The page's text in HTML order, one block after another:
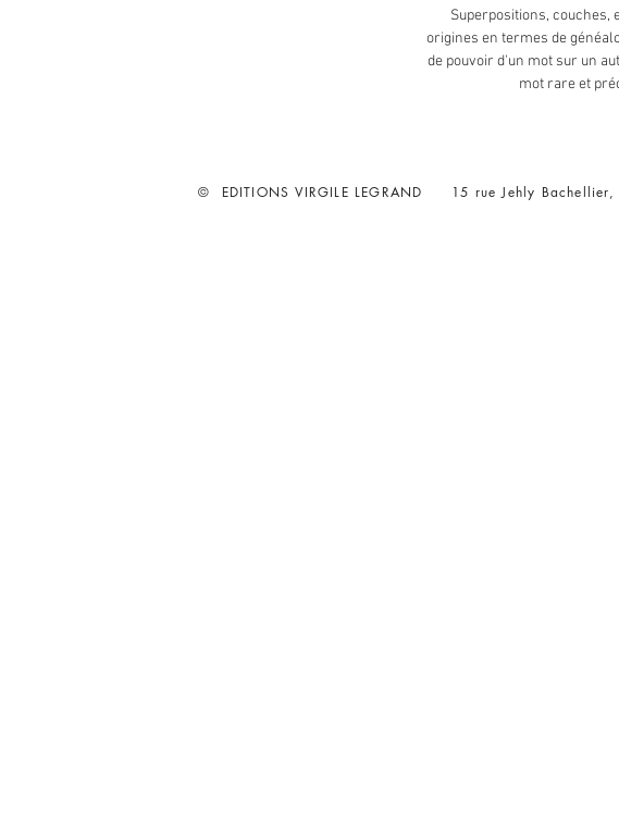
Superpositions, couches,
origines en termes de
de pouvoir d'un mot sur un
mot rare et
15 rue Jehly
© EDITIONS VIRGILE LEGRAND